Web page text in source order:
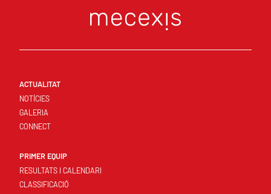
ACTUALITAT
NOTÍCIES
GALERIA
CONNECT
PRIMER EQUIP
RESULTATS I CALENDARI
CLASSIFICACIÓ